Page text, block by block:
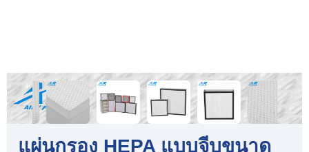
แผ่นกรอง HEPA แบบจีบขนาด